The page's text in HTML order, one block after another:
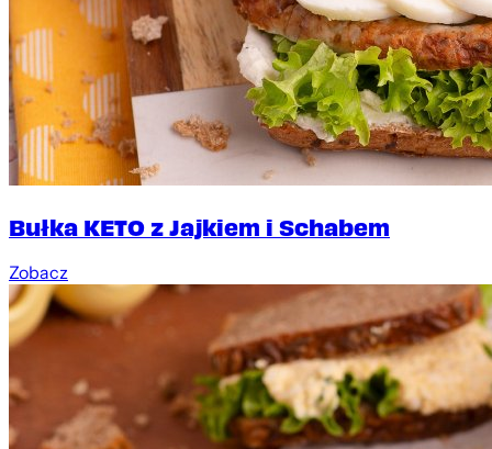
Bułka KETO z Jajkiem i Schabem
Zobacz